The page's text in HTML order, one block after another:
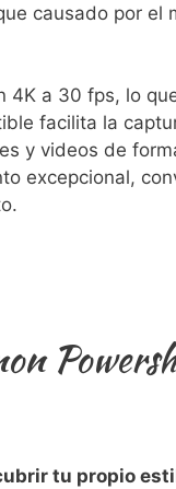
causado por el
4K ⁣a⁤ 30 fps, lo
facilita la
y videos de⁢
excepcional,
tu propio